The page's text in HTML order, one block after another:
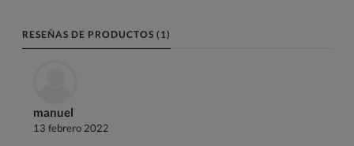
RESEÑAS DE PRODUCTOS (1)
manuel
13 febrero 2022